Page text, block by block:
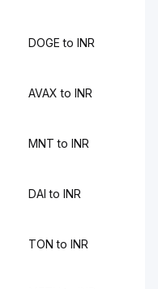
DOGE to INR
AVAX to INR
MNT to INR
DAI to INR
TON to INR